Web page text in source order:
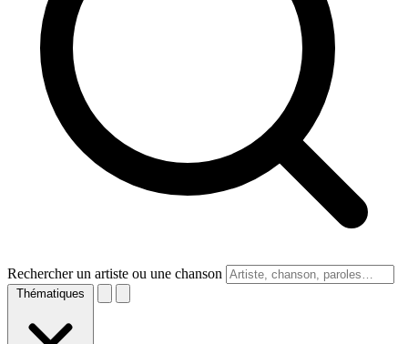
Rechercher un artiste ou une chanson
Thématiques